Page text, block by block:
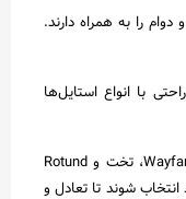
را به همراه دارند.
با انواع استایل‌ها
در میان مدل‌های محبوب، می‌توان به عینک‌های با قاب‌های Cat Eye یا شکل چشم گربه‌ای، Wayfarer، تخت و Rotund
شوند تا تعادل و